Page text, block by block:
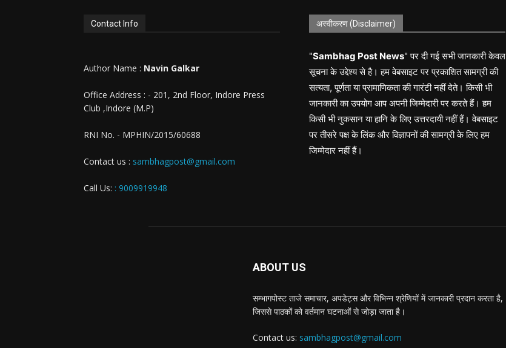
Contact Info
Author Name : Navin Galkar
Office Address : - 201, 2nd Floor, Indore Press
Club ,Indore (M.P)
RNI No. - MPHIN/2015/60688
Contact us : sambhagpost@gmail.com
Call Us: : 9009919948
अस्वीकरण (Disclaimer)
"Sambhag Post News" पर दी गई सभी जानकारी केवल
सूचना के उद्देश्य से है। हम वेबसाइट पर प्रकाशित सामग्री की
सत्यता, पूर्णता या प्रामाणिकता की गारंटी नहीं देते। किसी भी
जानकारी का उपयोग आप अपनी जिम्मेदारी पर करते हैं। हम
किसी भी नुकसान या हानि के लिए उत्तरदायी नहीं हैं। वेबसाइट
पर तीसरे पक्ष के लिंक और विज्ञापनों की सामग्री के लिए हम
जिम्मेदार नहीं हैं।
ABOUT US
सम्भागपोस्ट ताजे समाचार, अपडेट्स और विभिन्न श्रेणियों में जानकारी प्रदान करता है,
जिससे पाठकों को वर्तमान घटनाओं से जोड़ा जाता है।
Contact us: sambhagpost@gmail.com